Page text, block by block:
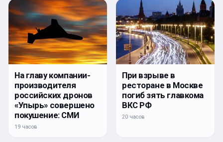
На главу компании-
производителя
российских дронов
«Упырь» совершено
покушение: СМИ
19 часов
При взрыве в
ресторане в Москве
погиб зять главкома
ВКС РФ
20 часов